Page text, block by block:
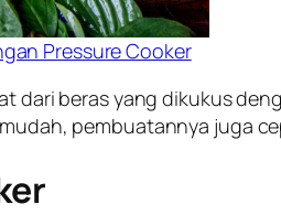
Pressure Cooker
dari beras yang dikukus
pembuatannya juga